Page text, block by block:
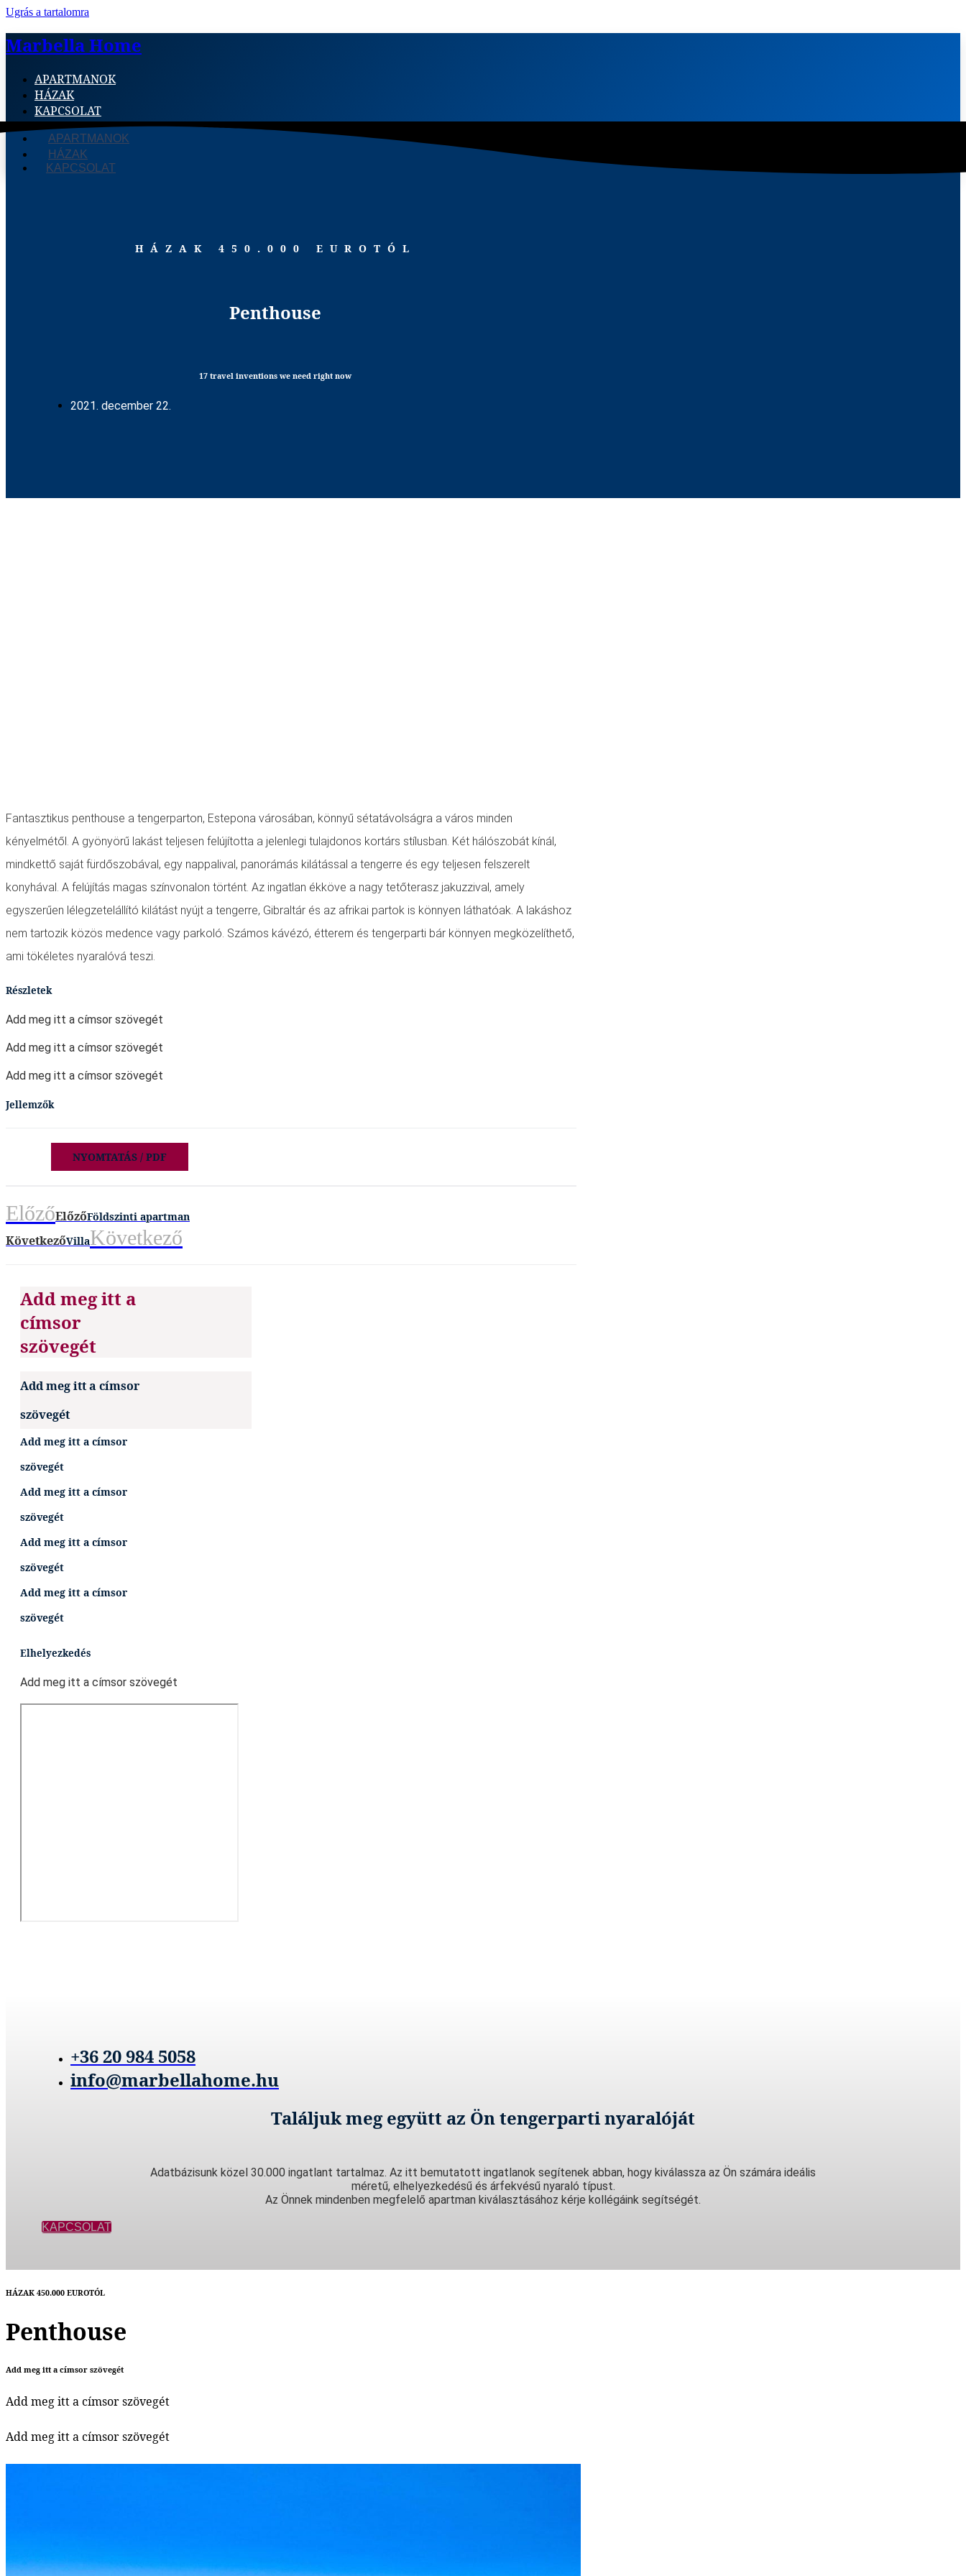
Ugrás a tartalomra
Marbella Home
APARTMANOK
HÁZAK
KAPCSOLAT
APARTMANOK
HÁZAK
KAPCSOLAT
HÁZAK 450.000 EUROTÓL
Penthouse
17 travel inventions we need right now
2021. december 22.
Fantasztikus penthouse a tengerparton, Estepona városában, könnyű sétatávolságra a város minden
kényelmétől. A gyönyörű lakást teljesen felújította a jelenlegi tulajdonos kortárs stílusban. Két hálószobát kínál,
mindkettő saját fürdőszobával, egy nappalival, panorámás kilátással a tengerre és egy teljesen felszerelt
konyhával. A felújítás magas színvonalon történt. Az ingatlan ékköve a nagy tetőterasz jakuzzival, amely
egyszerűen lélegzetelállító kilátást nyújt a tengerre, Gibraltár és az afrikai partok is könnyen láthatóak. A lakáshoz
nem tartozik közös medence vagy parkoló. Számos kávézó, étterem és tengerparti bár könnyen megközelíthető,
ami tökéletes nyaralóvá teszi.
Részletek
Add meg itt a címsor szövegét
Add meg itt a címsor szövegét
Add meg itt a címsor szövegét
Jellemzők
NYOMTATÁS / PDF
ElőzőElőzőFöldszinti apartman
KövetkezőVillaKövetkező
Add meg itt a
címsor
szövegét
Add meg itt a címsor
szövegét
Add meg itt a címsor
szövegét
Add meg itt a címsor
szövegét
Add meg itt a címsor
szövegét
Add meg itt a címsor
szövegét
Elhelyezkedés
Add meg itt a címsor szövegét
+36 20 984 5058
info@marbellahome.hu
Találjuk meg együtt az Ön tengerparti nyaralóját
Adatbázisunk közel 30.000 ingatlant tartalmaz. Az itt bemutatott ingatlanok segítenek abban, hogy kiválassza az Ön számára ideális
méretű, elhelyezkedésű és árfekvésű nyaraló típust.
Az Önnek mindenben megfelelő apartman kiválasztásához kérje kollégáink segítségét.
KAPCSOLAT
HÁZAK 450.000 EUROTÓL
Penthouse
Add meg itt a címsor szövegét
Add meg itt a címsor szövegét
Add meg itt a címsor szövegét